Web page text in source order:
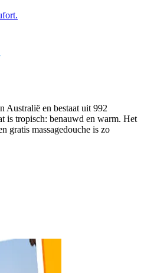
Australië en bestaat uit 992
is tropisch: benauwd en warm. Het
gratis massagedouche is zo